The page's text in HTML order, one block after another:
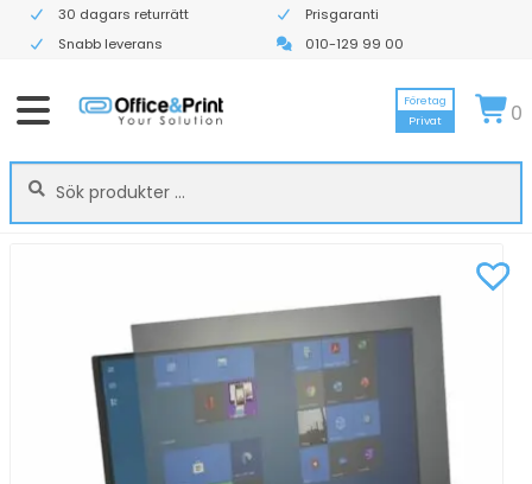
30 dagars returrätt
Prisgaranti
Snabb leverans
010-129 99 00
Sök
efter:
Sök
Företag
Privat
0